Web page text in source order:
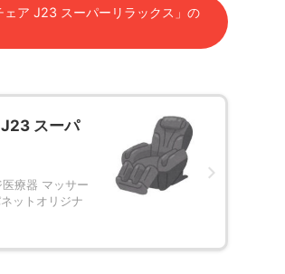
ア J23 スーパーリラックス」の
J23 スーパ
療器 マッサー
ットオリジナ